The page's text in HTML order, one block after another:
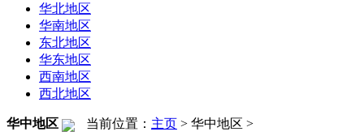
华北地区
华南地区
东北地区
华东地区
西南地区
西北地区
华中地区 当前位置： 主页 > 华中地区 >